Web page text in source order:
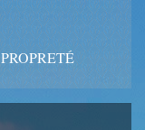
PROPRETÉ